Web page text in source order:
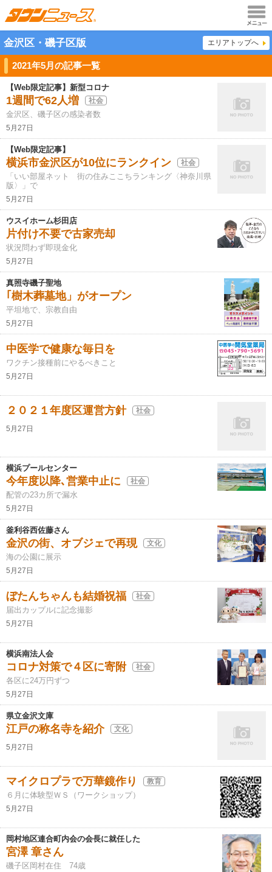
メニュ
ー
金沢区・磯子区版 エリアトップへ
2021年5月の記事一覧
【Web限定記事】新型コロナ
1週間で62人増 社会
金沢区、磯子区の感染者数
5月27日
【Web限定記事】
横浜市金沢区が10位にランクイン 社会
「いい部屋ネット 街の住みここちランキング〈神奈川県
版〉」で
5月27日
ウスイホーム杉田店
片付け不要で古家売却
状況問わず即現金化
5月27日
真照寺磯子聖地
｢樹木葬墓地」がオープン
平坦地で、宗教自由
5月27日
中医学で健康な毎日を
ワクチン接種前にやるべきこと
5月27日
２０２１年度区運営方針 社会
5月27日
横浜プールセンター
今年度以降､営業中止に 社会
配管の23カ所で漏水
5月27日
釜利谷西佐藤さん
金沢の街、オブジェで再現 文化
海の公園に展示
5月27日
ぼたんちゃんも結婚祝福 社会
届出カップルに記念撮影
5月27日
横浜南法人会
コロナ対策で４区に寄附 社会
各区に24万円ずつ
5月27日
県立金沢文庫
江戸の称名寺を紹介 文化
5月27日
マイクロプラで万華鏡作り 教育
６月に体験型ＷＳ（ワークショップ）
5月27日
岡村地区連合町内会の会長に就任した
宮澤 章さん
磯子区岡村在住 74歳